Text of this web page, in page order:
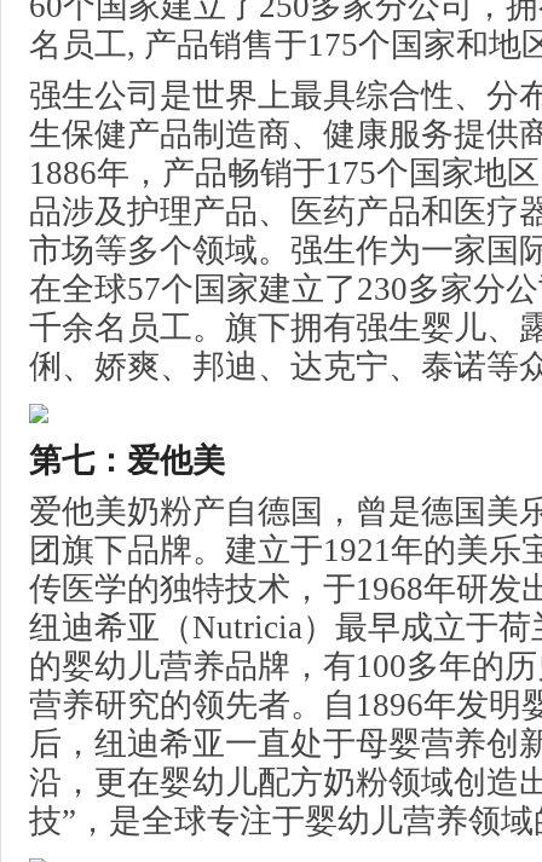
名员工, 产品销售于175个国家和地
强生公司是世界上最具综合性、分
生保健产品制造商、健康服务提供
1886年，产品畅销于175个国家地
品涉及护理产品、医药产品和医疗
市场等多个领域。强生作为一家国
在全球57个国家建立了230多家分
千余名员工。旗下拥有强生婴儿、
俐、娇爽、邦迪、达克宁、泰诺等
第七：爱他美
爱他美奶粉产自德国，曾是德国美
团旗下品牌。建立于1921年的美乐
传医学的独特技术，于1968年研发
纽迪希亚（Nutricia）最早成立于
的婴幼儿营养品牌，有100多年的
营养研究的领先者。自1896年发明
后，纽迪希亚一直处于母婴营养创
沿，更在婴幼儿配方奶粉领域创造
技”，是全球专注于婴幼儿营养领